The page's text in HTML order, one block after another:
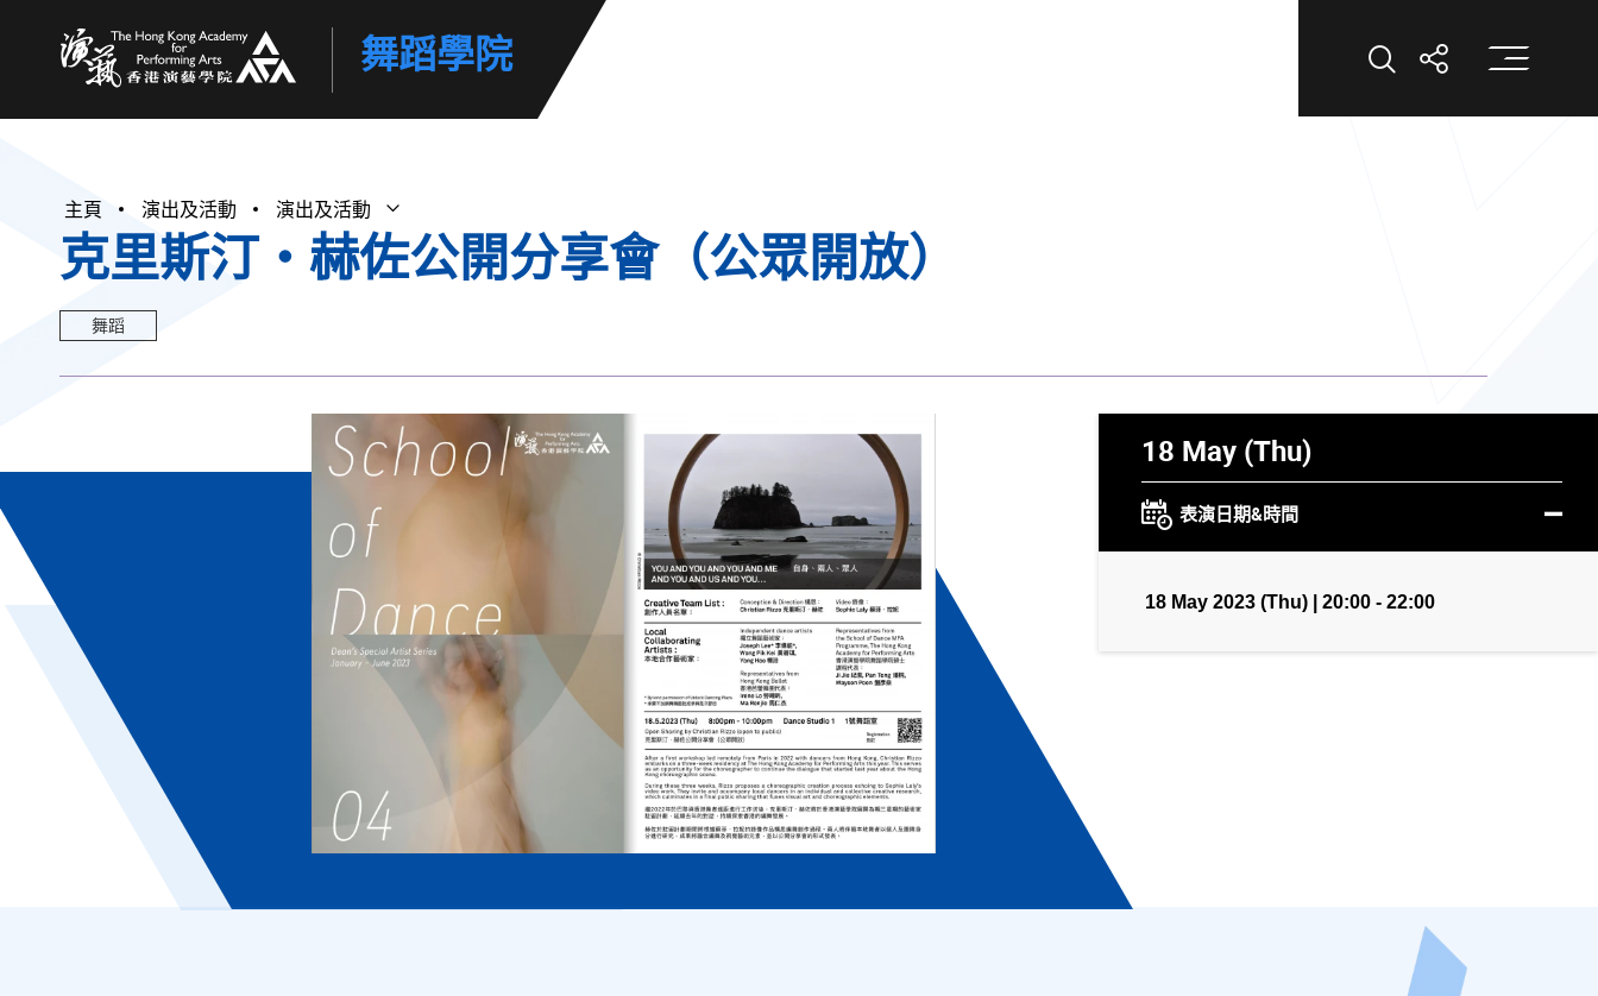
舞蹈學院 打開搜索打開分享打
主頁 演出及活動 演出及活動 打開子選單
關閉子選單
克里斯汀・赫佐公開分享會（公眾開放）
舞蹈
18 May (Thu)
表演日期&時間
18 May 2023 (Thu) | 20:00 - 22:00